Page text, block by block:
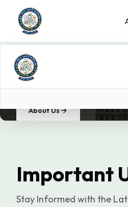
Dhaka
Knowledge for
About Us
Important
Stay Informed with the